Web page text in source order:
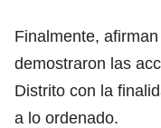
Finalmente,
demostraron las
Distrito con la
a lo ordenado.